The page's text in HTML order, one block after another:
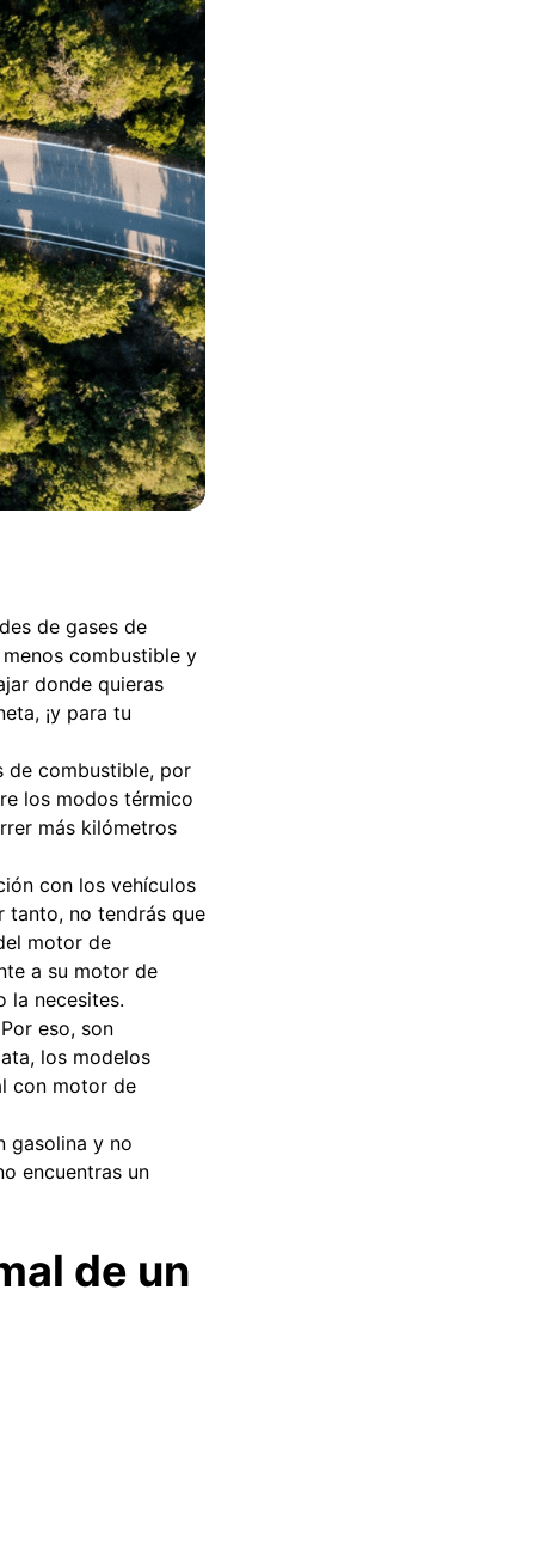
de gases de
combustible y
donde quieras
¡y para tu
de combustible, por
los modos térmico
más kilómetros
con los vehículos
tanto, no tendrás que
motor de
a su motor de
la necesites.
eso, son
los modelos
con motor de
gasolina y no
encuentras un
de un